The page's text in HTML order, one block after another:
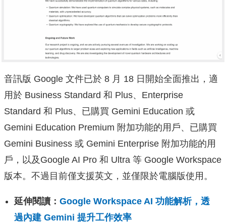
音訊版 Google 文件已於 8 月 18 日開始全面推出，適
用於 Business Standard 和 Plus、Enterprise
Standard 和 Plus、已購買 Gemini Education 或
Gemini Education Premium 附加功能的用戶、已購買
Gemini Business 或 Gemini Enterprise 附加功能的用
戶，以及Google AI Pro 和 Ultra 等 Google Workspace
版本。不過目前僅支援英文，並僅限於電腦版使用。
延伸閱讀： Google Workspace AI 功能解析，透
過內建 Gemini 提升工作效率